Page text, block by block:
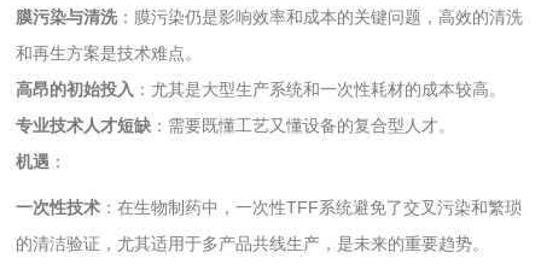
膜污染与清洗：膜污染仍是影响效率和成本的关键问题，高效的清洗
和再生方案是技术难点。
高昂的初始投入 ：尤其是大型生产系统和一次性耗材的成本较高。
专业技术人才短缺 ：需要既懂工艺又懂设备的复合型人才。
机遇 ：
一次性技术 ：在生物制药中，一次性TFF系统避免了交叉污染和繁琐
的清洁验证，尤其适用于多产品共线生产，是未来的重要趋势。